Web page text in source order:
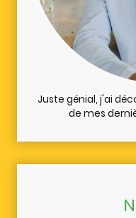
Juste génial, j'ai
de mes